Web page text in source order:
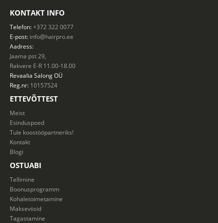
KONTAKT INFO
Telefon:+372 322 0077
E-post: info@hairpro.ee
Aadress:
Jaama pst 29,
Rakvere E-R 11.00-18.00
Revaalia SalongOÜ
Reg.nr: 10157524
ETTEVÕTTEST
Meist
Esinduspoed
Tule koostööpartneriks!
Kontakt
Blogi
OSTUABI
Tellimine
Boonusprogramm
Kohaletoimetamine
Makseviisid
Tagastamine